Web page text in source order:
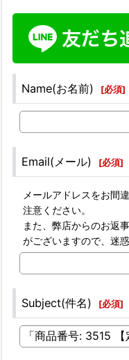
Name(お名前) [必須]
Email(メール) [必須]
メールアドレスをお間
注意ください。
また、弊店からのお返
がございますので、迷
Subject(件名) [必須]